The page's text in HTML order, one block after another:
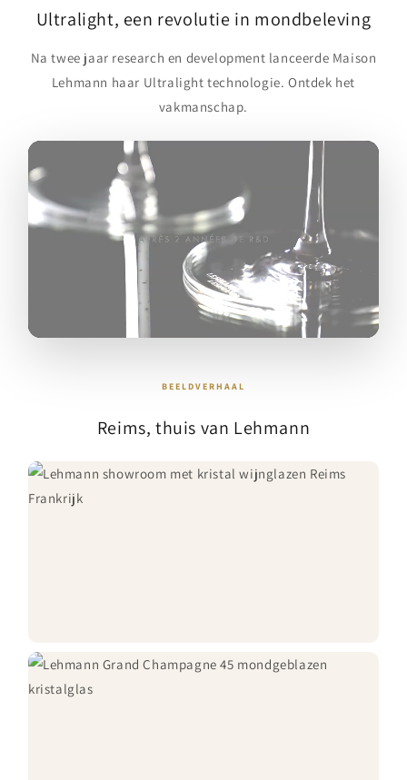
Ultralight, een revolutie in mondbeleving
Na twee jaar research en development lanceerde Maison
Lehmann haar Ultralight technologie. Ontdek het
vakmanschap.
BEELDVERHAAL
Reims, thuis van Lehmann